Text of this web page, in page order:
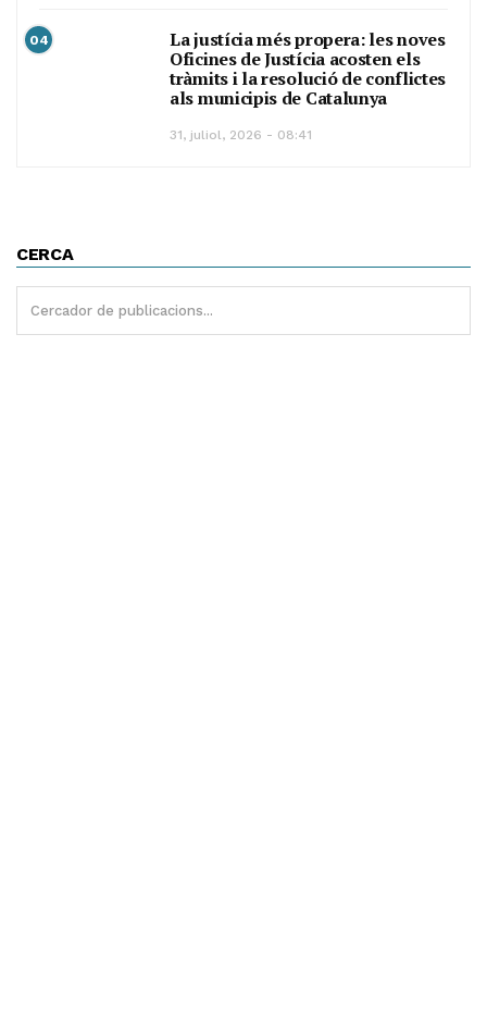
04
La justícia més propera: les noves
Oficines de Justícia acosten els
tràmits i la resolució de conflictes
als municipis de Catalunya
31, juliol, 2026 - 08:41
CERCA